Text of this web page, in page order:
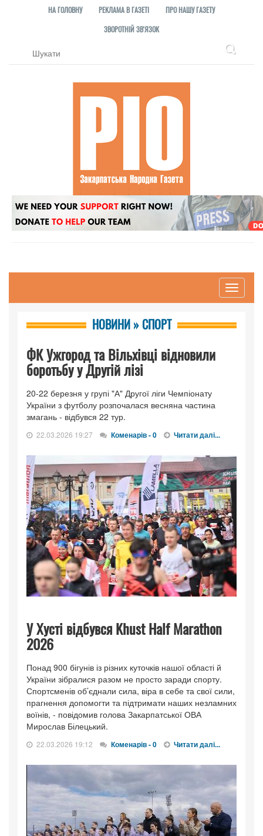
НА ГОЛОВНУ РЕКЛАМА В ГАЗЕТІ
ПРО НАШУ ГАЗЕТУ
ЗВОРОТНІЙ ЗВ'ЯЗОК
Toggle
НОВИНИ » СПОРТ
ФК Ужгород та Вільхівці відновили
боротьбу у Другій лізі
20-22 березня у групі "А" Другої ліги Чемпіонату
України з футболу розпочалася весняна частина
змагань - відбувся 22 тур.
22.03.2026 19:27 Коменарів - 0 Читати далі...
У Хусті відбувся Khust Half Marathon
2026
Понад 900 бігунів із різних куточків нашої області й
України зібралися разом не просто заради спорту.
Спортсменів об’єднали сила, віра в себе та свої сили,
прагнення допомогти та підтримати наших незламних
воїнів, - повідомив голова Закарпатської ОВА
Мирослав Білецький.
22.03.2026 19:12 Коменарів - 0 Читати далі...